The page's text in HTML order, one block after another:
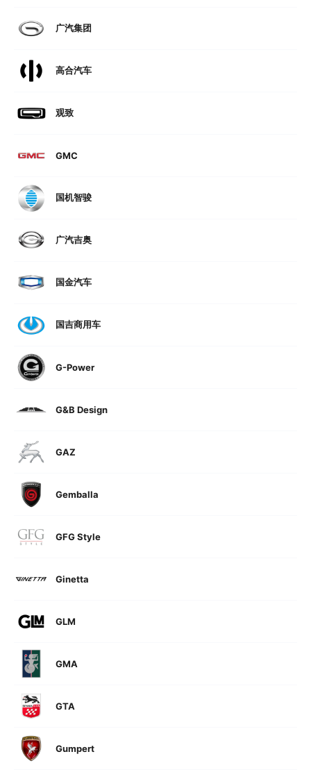
广汽集团
高合汽车
观致
GMC
国机智骏
广汽吉奥
国金汽车
国吉商用车
G-Power
G&B Design
GAZ
Gemballa
GFG Style
Ginetta
GLM
GMA
GTA
Gumpert